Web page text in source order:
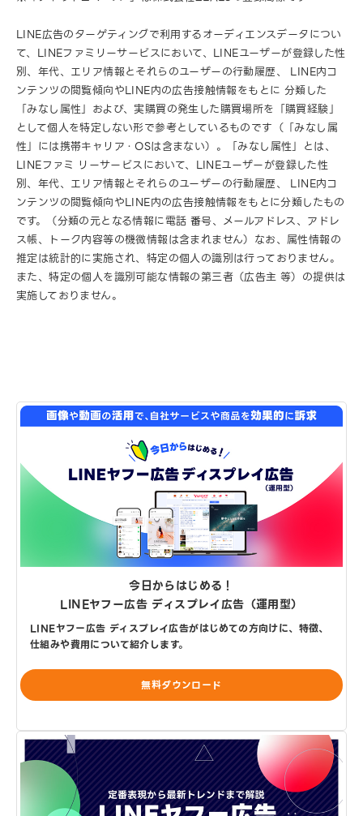
LINE広告のターゲティングで利用するオーディエンスデータについ
て、LINEファミリーサービスにおいて、LINEユーザーが登録した性
別、年代、エリア情報とそれらのユーザーの行動履歴、 LINE内コ
ンテンツの閲覧傾向やLINE内の広告接触情報をもとに 分類した
「みなし属性」および、実購買の発生した購買場所を「購買経験」
として個人を特定しない形で参考としているものです（「みなし属
性」には携帯キャリア・OSは含まない）。「みなし属性」とは、
LINEファミ リーサービスにおいて、LINEユーザーが登録した性
別、年代、エリア情報とそれらのユーザーの行動履歴、 LINE内コ
ンテンツの閲覧傾向やLINE内の広告接触情報をもとに分類したもの
です。（分類の元となる情報に電話 番号、メールアドレス、アドレ
ス帳、トーク内容等の機微情報は含まれません）なお、属性情報の
推定は統計的に実施され、特定の個人の識別は行っておりません。
また、特定の個人を識別可能な情報の第三者（広告主 等）の提供は
実施しておりません。
今日からはじめる！
LINEヤフー広告 ディスプレイ広告（運用型）
LINEヤフー広告 ディスプレイ広告がはじめての方向けに、特徴、
仕組みや費用について紹介します。
無料ダウンロード